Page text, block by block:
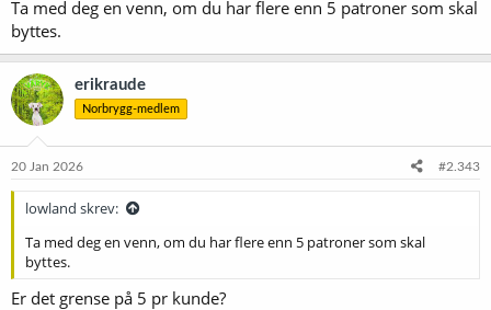
Ta med deg en venn, om du har flere enn 5 patroner som skal
byttes.
erikraude
Norbrygg-medlem
20 Jan 2026 #2.343
lowland skrev:
Ta med deg en venn, om du har flere enn 5 patroner som skal
byttes.
Er det grense på 5 pr kunde?